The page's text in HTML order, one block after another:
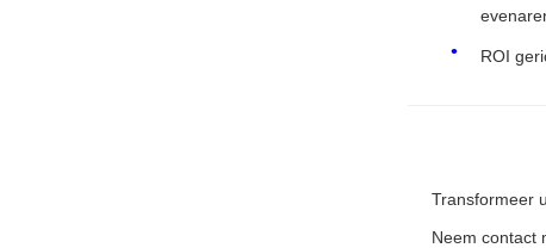
ROI
Transformeer
Neem contact